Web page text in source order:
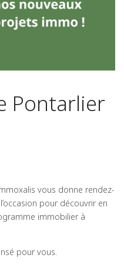
Pontarlier
vous donne rendez-
l’occasion pour découvrir en
immobilier à
pour vous.